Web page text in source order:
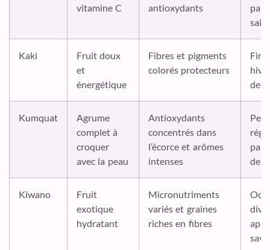
vitamine C
antioxydants
Kaki
Fruit doux
et
énergétique
Fibres et pigments
colorés protecteurs
Fin
des
Kumquat
Agrume
complet à
croquer
avec la peau
Antioxydants
concentrés dans
l’écorce et arômes
intenses
Kiwano
Fruit
exotique
hydratant
Micronutriments
variés et graines
riches en fibres